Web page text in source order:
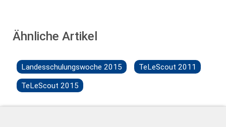
Ähnliche Artikel
Landesschulungswoche 2015 TeLeScout 2011
TeLeScout 2015